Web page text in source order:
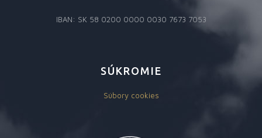
IBAN: SK 58 0200 0000 0030 7673 7053
SÚKROMIE
Súbory cookies